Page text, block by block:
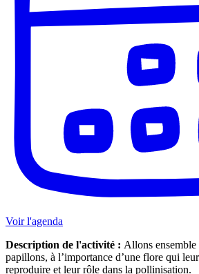
Voir l'agenda
Description de l'activité : Allons ensemble
papillons, à l’importance d’une flore qui
reproduire et leur rôle dans la pollinisation.